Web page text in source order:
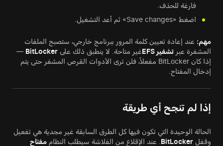
فارغة للحذف.
اضغط «Save changes» ثم أعد التشغيل.
مهم: عند إعادة تعيين كلمة المرور ببرنامج خارجي، ستصبح الملفات
المشفرة عبر تشفير EFS غير متاحة. لا ينطبق ذلك على BitLocker
—
إذا كان BitLocker مفعلاً، فلن ترى الأدوات القرص المشفر حتى يتم
إدخال المفتاح.
إذا لم تنجح أي طريقة
الحالة الوحيدة التي تكون فيها كل الطرق السابقة غير مجدية هي تفعيل
وقفل BitLocker . عند الإقلاع من الفلاشة سيطلب النظام مفتاح